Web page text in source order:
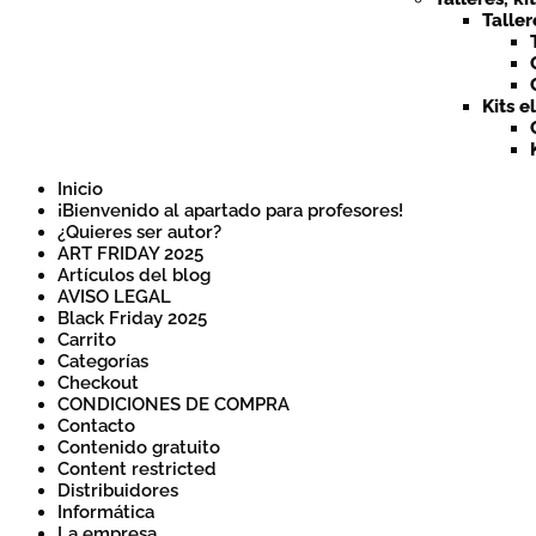
Kits
Inicio
¡Bienvenido al apartado para profesores!
¿Quieres ser autor?
ART FRIDAY 2025
Artículos del blog
AVISO LEGAL
Black Friday 2025
Carrito
Categorías
Checkout
CONDICIONES DE COMPRA
Contacto
Contenido gratuito
Content restricted
Distribuidores
Informática